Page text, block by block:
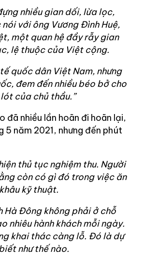
nhiều gian dối, lừa lọc,
với ông Vương Đình Huệ,
một quan hệ đầy rẫy gian
lệ thuộc của Việt cộng.
quốc dân Việt Nam, nhưng
đem đến nhiều béo bở cho
của chủ thầu.”
đã nhiều lần hoãn đi hoãn lại,
5 năm 2021, nhưng đến phút
thủ tục nghiệm thu. Người
còn có gì đó trong việc ăn
kỹ thuật.
Hà Đông không phải ở chỗ
nhiêu hành khách mỗi ngày.
khai thác càng lỗ. Đó là dự
như thế nào.